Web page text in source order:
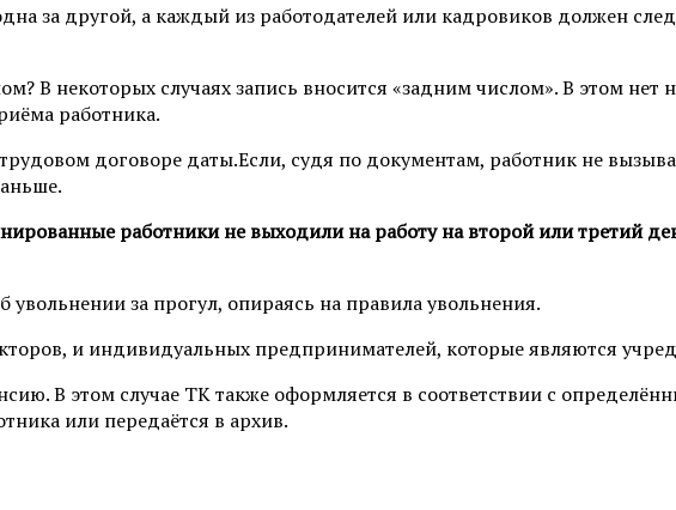
за другой, а каждый из работодателей или кадровиков должен
В некоторых случаях запись вносится «задним числом». В этом нет
работника.
договоре даты.Если, судя по документам, работник не
работники не выходили на работу на второй или третий
за прогул, опираясь на правила увольнения.
и индивидуальных предпринимателей, которые являются
В этом случае ТК также оформляется в соответствии с
или передаётся в архив.